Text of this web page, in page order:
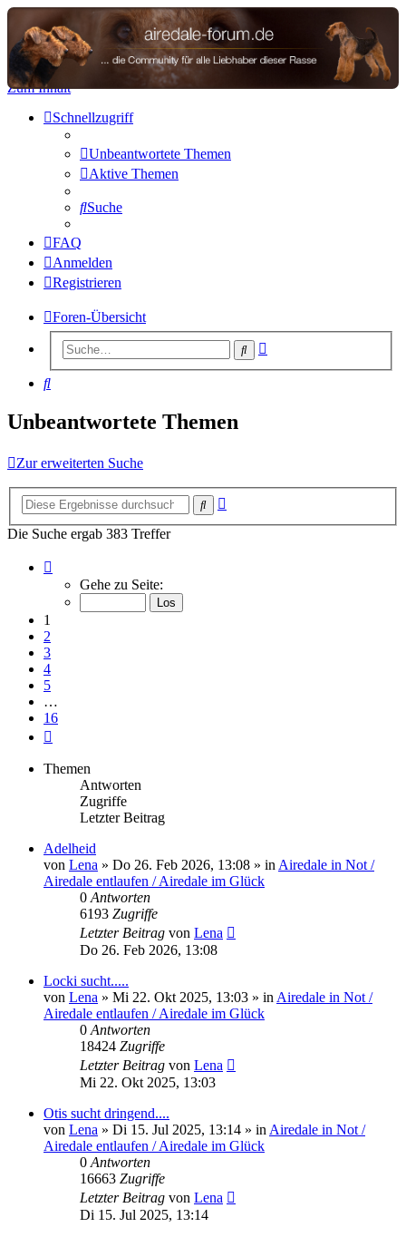
airedale-forum.de
Zum Inhalt
Schnellzugriff
Unbeantwortete Themen
Aktive Themen
Suche
FAQ
Anmelden
Registrieren
Foren-Übersicht
Suche
Suche
Unbeantwortete Themen
Zur erweiterten Suche
Suche
Die Suche ergab 383 Treffer
von
Gehe zu Seite:
1
2
3
4
5
…
16
Themen
Antworten
Zugriffe
Letzter Beitrag
Adelheid
von Lena » Do 26. Feb 2026, 13:08 » inAiredale in Not /
Airedale entlaufen / Airedale im Glück
0Antworten
6193 Zugriffe
Letzter Beitrag von Lena
Do 26. Feb 2026, 13:08
Locki sucht.....
von Lena » Mi 22. Okt 2025, 13:03 » inAiredale in Not /
Airedale entlaufen / Airedale im Glück
0Antworten
18424 Zugriffe
Letzter Beitrag von Lena
Mi 22. Okt 2025, 13:03
Otis sucht dringend....
von Lena » Di 15. Jul 2025, 13:14 » inAiredale in Not /
Airedale entlaufen / Airedale im Glück
0Antworten
16663 Zugriffe
Letzter Beitrag von Lena
Di 15. Jul 2025, 13:14